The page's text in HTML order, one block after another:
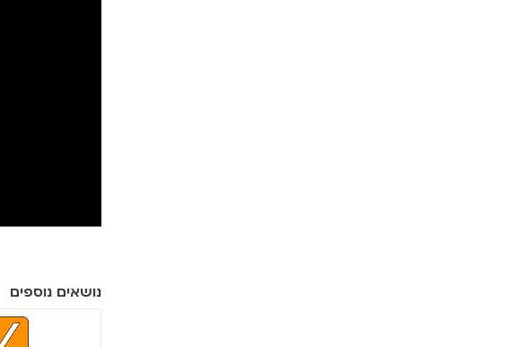
נושאים נוספים